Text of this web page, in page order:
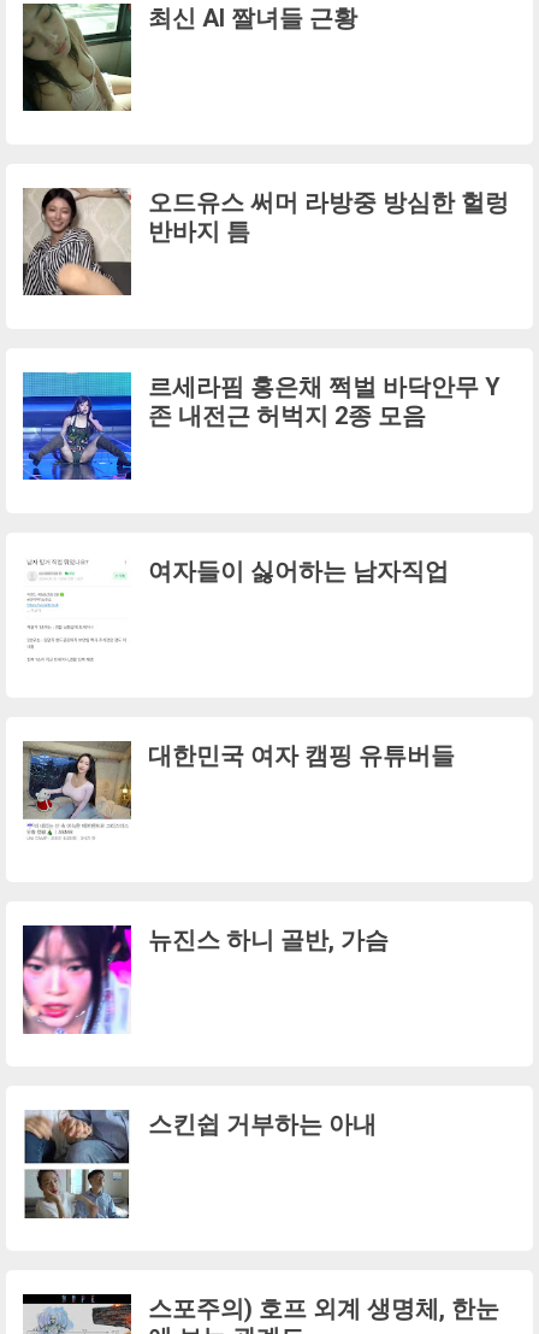
최신 AI 짤녀들 근황
오드유스 써머 라방중 방심한 헐렁
반바지 틈
르세라핌 홍은채 쩍벌 바닥안무 Y
존 내전근 허벅지 2종 모음
여자들이 싫어하는 남자직업
대한민국 여자 캠핑 유튜버들
뉴진스 하니 골반, 가슴
스킨쉽 거부하는 아내
스포주의) 호프 외계 생명체, 한눈